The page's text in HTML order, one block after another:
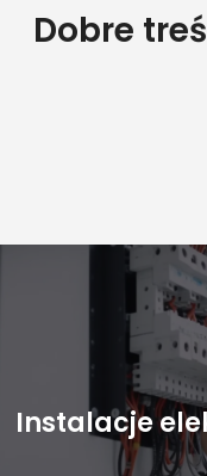
SkipDobre
Instalacje